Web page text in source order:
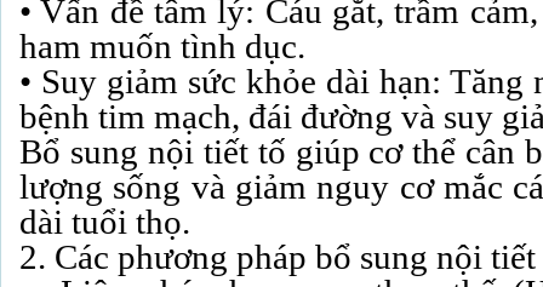
• Vấn đề tâm lý: Cáu gắt, trầm
ham muốn tình dục.
• Suy giảm sức khỏe dài hạn:
bệnh tim mạch, đái đường và suy
Bổ sung nội tiết tố giúp cơ thể cân
lượng sống và giảm nguy cơ mắc
dài tuổi thọ.
2. Các phương pháp bổ sung nội